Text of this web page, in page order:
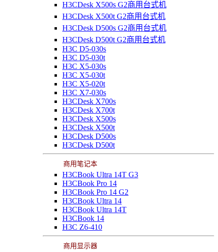
H3CDesk X500s G2商用台式机
H3CDesk X500t G2商用台式机
H3CDesk D500s G2商用台式机
H3CDesk D500t G2商用台式机
H3C D5-030s
H3C D5-030t
H3C X5-030s
H3C X5-030t
H3C X5-020t
H3C X7-030s
H3CDesk X700s
H3CDesk X700t
H3CDesk X500s
H3CDesk X500t
H3CDesk D500s
H3CDesk D500t
商用笔记本
H3CBook Ultra 14T G3
H3CBook Pro 14
H3CBook Pro 14 G2
H3CBook Ultra 14
H3CBook Ultra 14T
H3CBook 14
H3C Z6-410
商用显示器